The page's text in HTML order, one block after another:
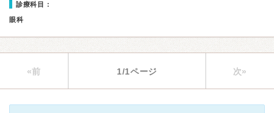
診療科目：
眼科
«前 1/1ページ 次»